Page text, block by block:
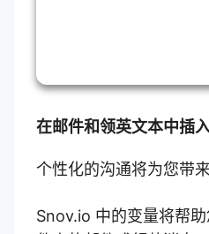
在邮件和领英文本中插
个性化的沟通将为您带
Snov.io 中的变量将帮